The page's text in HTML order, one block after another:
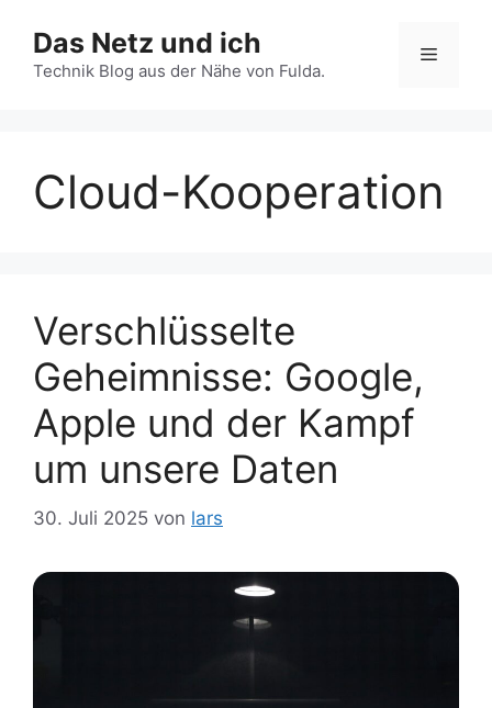
Inhalt
springen
Das Netz und ich
Technik Blog aus der Nähe von Fulda.
Menü
Cloud-Kooperation
Verschlüsselte
Geheimnisse: Google,
Apple und der Kampf
um unsere Daten
30. Juli 2025 von lars